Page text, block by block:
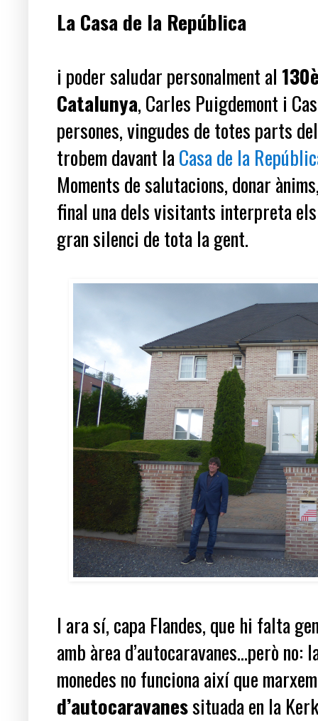
La Casa de la República
i poder saludar personalment al
Catalunya, Carles Puigdemont i
persones, vingudes de totes parts
trobem davant laCasa de la
Moments de salutacions, donar
final una dels visitants interpreta els
gran silenci de tota la gent.
I ara sí, capa Flandes, que hi falta
amb àrea d’autocaravanes...però
monedes no funciona així que
d’autocaravanessituada en la